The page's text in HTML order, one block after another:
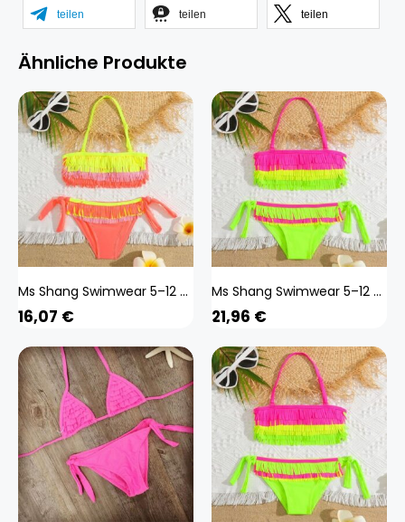
teilen teilen teilen
Ähnliche Produkte
Ms Shang Swimwear 5–12 Jahre Teenager-Mädchen-Badeanzug, Kinder-Bademode, Quaste, Großes Mädchen-Bikini, Neckholder-Oberteil, Badeanzug, Fransen, Kinder-Mädchen-Badebek
16,07 €
Ms Shang Swimwear 5–12 Jahre Teenager-Mädchen-Badeanzug, Kinder-Bademode, Quaste, Großes Mädchen-Bikini, Neckholder-Oberteil, Badeanzug, Fransen, Kinder-Mädchen-Badebek
21,96 €